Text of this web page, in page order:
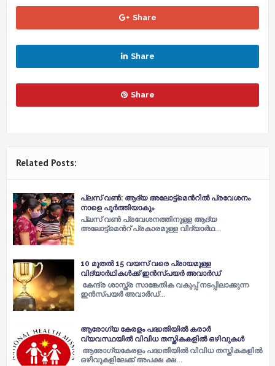
Share
Share
Share
Related Posts:
പ്ലസ് വണ്‍: ആദ്യ അലോട്ട്മെന്‍റില്‍ പ്രവേശനം
നാളെ പൂര്‍ത്തിയാകും
പ്ലസ് വണ്‍ പ്രവേശനത്തിനുള്ള ആദ്യ
അലോട്ട്മെന്‍റ് പ്രകാരമുള്ള വിദ്യാര്‍ഥ…
10 മുതൽ 15 വയസ് വരെ പ്രായമുള്ള
വിദ്യാർഥികൾക്ക് ഇൻസ്പയർ അവാർഡ്
കേന്ദ്ര ശാസ്ത്ര സാങ്കേതിക വകുപ്പ് നടപ്പിലാക്കുന്ന
ഇൻസ്പയർ അവാർഡ്…
ആരോഗ്യ കേരളം പദ്ധതിയിൽ കരാര്‍
വ്യവസ്ഥയില്‍ വിവിധ തസ്തികകളിൽ ഒഴിവുകൾ
ആരോ​ഗ്യകേരളം പദ്ധതിയിൽ വിവിധ തസ്തികകളിൽ
ഒഴിവുകളിലേക്ക് അപക്ഷ ക്ഷ…